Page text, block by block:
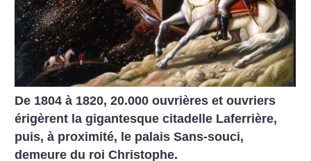
De 1804 à 1820, 20.000 ouvrières et ouvriers
érigèrent la gigantesque citadelle Laferrière,
puis, à proximité, le palais Sans-souci,
demeure du roi Christophe.